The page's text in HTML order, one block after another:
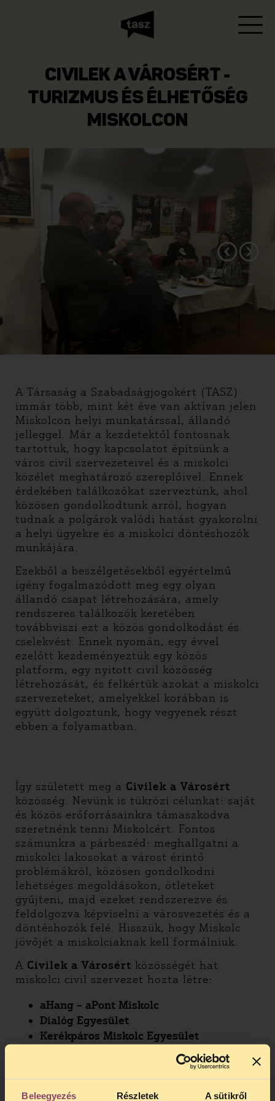
Beleegyezés Részletek A sütikről
CIVILEK A VÁROSÉRT -
TURIZMUS ÉS ÉLHETŐSÉG
MISKOLCON
A Társaság a Szabadságjogokért (TASZ)
immár több, mint két éve van aktívan jelen
Miskolcon helyi munkatárssal, állandó
jelleggel. Már a kezdetektől fontosnak
tartottuk, hogy kapcsolatot építsünk a
város civil szervezeteivel és a miskolci
közélet meghatározó szereplőivel. Ennek
érdekében találkozókat szerveztünk, ahol
közösen gondolkodtunk arról, hogyan
tudnak a polgárok valódi hatást gyakorolni
a helyi ügyekre és a miskolci döntéshozók
munkájára.
Ezekből a beszélgetésekből egyértelmű
igény fogalmazódott meg egy olyan
állandó csapat létrehozására, amely
rendszeres találkozók keretében
továbbviszi ezt a közös gondolkodást és
cselekvést. Ennek nyomán, egy évvel
ezelőtt kezdeményeztük egy közös
platform, egy nyitott civil közösség
létrehozását, és felkértük azokat a miskolci
szervezeteket, amelyekkel korábban is
együtt dolgoztunk, hogy vegyenek részt
ebben a folyamatban.
Így született meg a Civilek a Városért
közösség. Nevünk is tükrözi célunkat: saját
és közös erőforrásainkra támaszkodva
szeretnénk tenni Miskolcért. Fontos
számunkra a párbeszéd: meghallgatni a
miskolci lakosokat a várost érintő
problémákról, közösen gondolkodni
lehetséges megoldásokon, ötleteket
gyűjteni, majd ezeket rendszerezve és
feldolgozva képviselni a városvezetés és a
döntéshozók felé. Hisszük, hogy Miskolc
jövőjét a miskolciaknak kell formálniuk.
A Civilek a Városért közösségét hat
miskolci civil szervezet hozta létre:
aHang – aPont Miskolc
Dialóg Egyesület
Kerékpáros Miskolc Egyesület
Laurus Szociális és Kulturális Egyesület
Társaság a Szabadságjogokért